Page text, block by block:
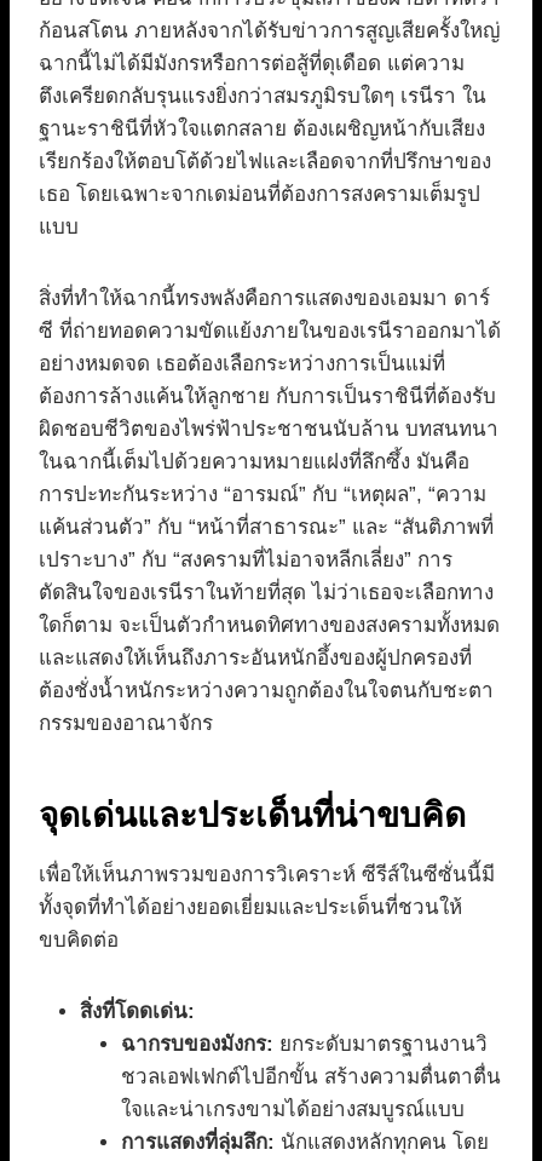
ก้อนสโตน ภายหลังจากได้รับข่าวการสูญเสียครั้งใหญ่
ฉากนี้ไม่ได้มีมังกรหรือการต่อสู้ที่ดุเดือด แต่ความ
ตึงเครียดกลับรุนแรงยิ่งกว่าสมรภูมิรบใดๆ เรนีรา ใน
ฐานะราชินีที่หัวใจแตกสลาย ต้องเผชิญหน้ากับเสียง
เรียกร้องให้ตอบโต้ด้วยไฟและเลือดจากที่ปรึกษาของ
เธอ โดยเฉพาะจากเดม่อนที่ต้องการสงครามเต็มรูป
แบบ
สิ่งที่ทำให้ฉากนี้ทรงพลังคือการแสดงของเอมมา ดาร์
ซี ที่ถ่ายทอดความขัดแย้งภายในของเรนีราออกมาได้
อย่างหมดจด เธอต้องเลือกระหว่างการเป็นแม่ที่
ต้องการล้างแค้นให้ลูกชาย กับการเป็นราชินีที่ต้องรับ
ผิดชอบชีวิตของไพร่ฟ้าประชาชนนับล้าน บทสนทนา
ในฉากนี้เต็มไปด้วยความหมายแฝงที่ลึกซึ้ง มันคือ
การปะทะกันระหว่าง “อารมณ์” กับ “เหตุผล”, “ความ
แค้นส่วนตัว” กับ “หน้าที่สาธารณะ” และ “สันติภาพที่
เปราะบาง” กับ “สงครามที่ไม่อาจหลีกเลี่ยง” การ
ตัดสินใจของเรนีราในท้ายที่สุด ไม่ว่าเธอจะเลือกทาง
ใดก็ตาม จะเป็นตัวกำหนดทิศทางของสงครามทั้งหมด
และแสดงให้เห็นถึงภาระอันหนักอึ้งของผู้ปกครองที่
ต้องชั่งน้ำหนักระหว่างความถูกต้องในใจตนกับชะตา
กรรมของอาณาจักร
จุดเด่นและประเด็นที่น่าขบคิด
เพื่อให้เห็นภาพรวมของการวิเคราะห์ ซีรีส์ในซีซั่นนี้มี
ทั้งจุดที่ทำได้อย่างยอดเยี่ยมและประเด็นที่ชวนให้
ขบคิดต่อ
สิ่งที่โดดเด่น:
ฉากรบของมังกร: ยกระดับมาตรฐานงานวิ
ชวลเอฟเฟกต์ไปอีกขั้น สร้างความตื่นตาตื่น
ใจและน่าเกรงขามได้อย่างสมบูรณ์แบบ
การแสดงที่ลุ่มลึก: นักแสดงหลักทุกคน โดย